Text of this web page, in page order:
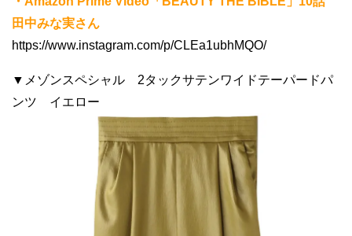
田中みな実さん
https://www.instagram.com/p/CLEa1ubhMQO/
▼メゾンスペシャル 2タックサテンワイドテーパードパ
ンツ イエロー